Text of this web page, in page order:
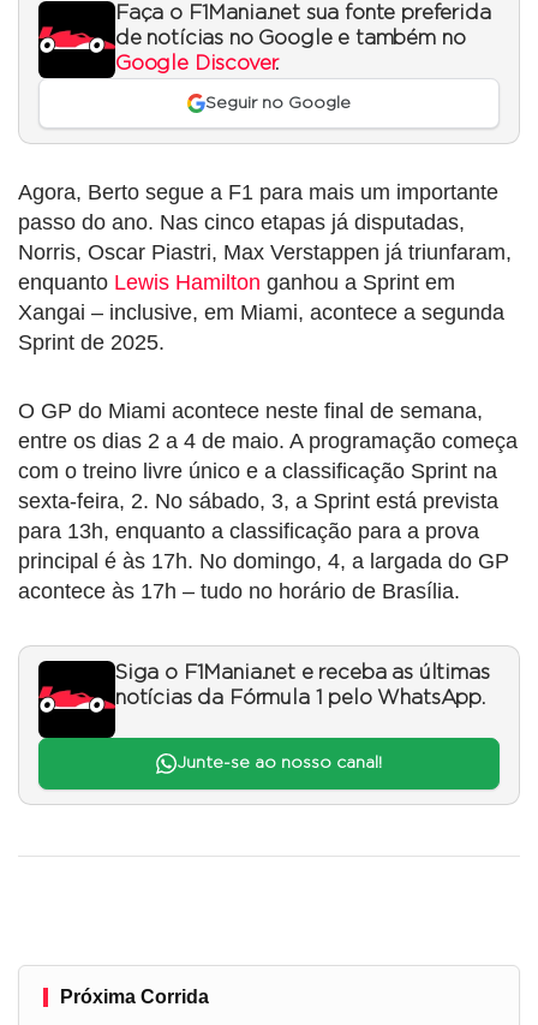
Faça o F1Mania.net sua fonte preferida
de notícias no Google e também no
Google Discover.
Seguir no Google
Agora, Berto segue a F1 para mais um importante
passo do ano. Nas cinco etapas já disputadas,
Norris, Oscar Piastri, Max Verstappen já triunfaram,
enquanto Lewis Hamilton ganhou a Sprint em
Xangai – inclusive, em Miami, acontece a segunda
Sprint de 2025.
O GP do Miami acontece neste final de semana,
entre os dias 2 a 4 de maio. A programação começa
com o treino livre único e a classificação Sprint na
sexta-feira, 2. No sábado, 3, a Sprint está prevista
para 13h, enquanto a classificação para a prova
principal é às 17h. No domingo, 4, a largada do GP
acontece às 17h – tudo no horário de Brasília.
Siga o F1Mania.net e receba as últimas
notícias da Fórmula 1 pelo WhatsApp.
Junte-se ao nosso canal!
Próxima Corrida